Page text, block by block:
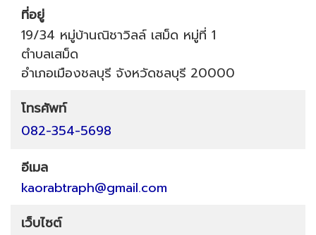
ที่อยู่
19/34 หมู่บ้านณิชาวิลล์ เสม็ด หมู่ที่ 1
ตำบลเสม็ด
อำเภอเมืองชลบุรี จังหวัดชลบุรี 20000
โทรศัพท์
082-354-5698
อีเมล
kaorabtraph@gmail.com
เว็บไซต์